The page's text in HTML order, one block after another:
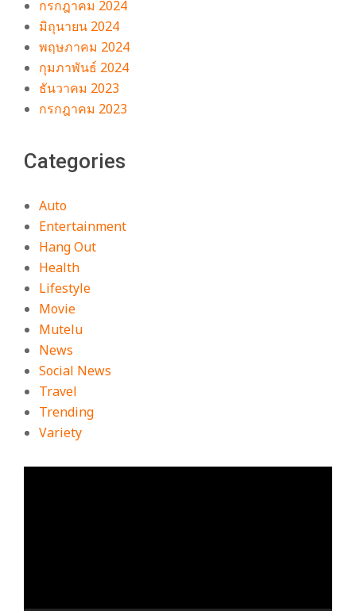
กรกฎาคม 2024
มิถุนายน 2024
พฤษภาคม 2024
กุมภาพันธ์ 2024
ธันวาคม 2023
กรกฎาคม 2023
Categories
Auto
Entertainment
Hang Out
Health
Lifestyle
Movie
Mutelu
News
Social News
Travel
Trending
Variety